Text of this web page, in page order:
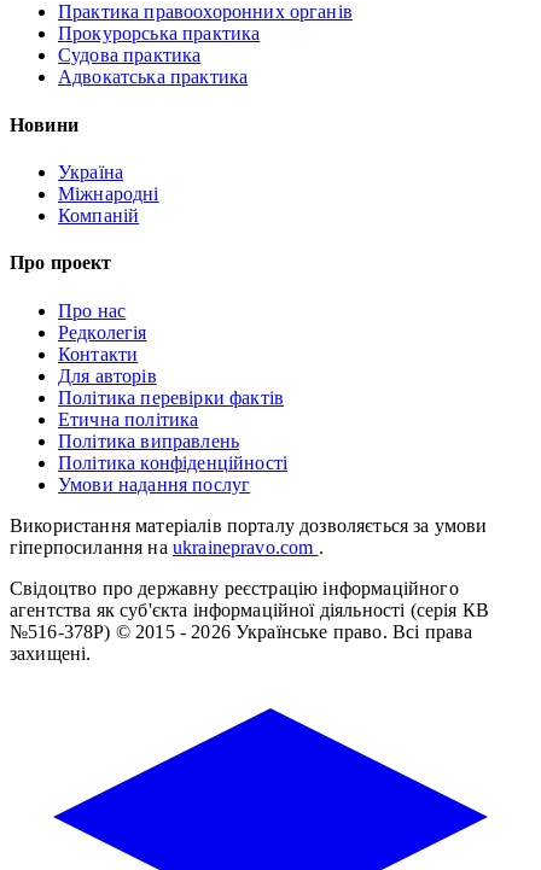
Практика правоохоронних органів
Прокурорська практика
Судова практика
Адвокатська практика
Новини
Україна
Міжнародні
Компаній
Про проект
Про нас
Редколегія
Контакти
Для авторів
Політика перевірки фактів
Етична політика
Політика виправлень
Політика конфіденційності
Умови надання послуг
Використання матеріалів порталу дозволяється за умови
гіперпосилання на ukrainepravo.com .
Свідоцтво про державну реєстрацію інформаційного
агентства як суб'єкта інформаційної діяльності (серія КВ
№516-378Р) © 2015 - 2026 Українське право. Всі права
захищені.